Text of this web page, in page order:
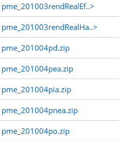
pme_201003rendRealEf..>
pme_201003rendRealHa..>
pme_201004pd.zip
pme_201004pea.zip
pme_201004pia.zip
pme_201004pnea.zip
pme_201004po.zip